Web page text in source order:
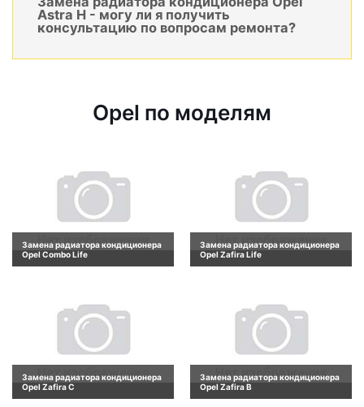
Astra H - могу ли я получить
консультацию по вопросам ремонта?
Opel по моделям
Замена радиатора кондиционера
Opel Combo Life
Замена радиатора кондиционера
Opel Zafira Life
Замена радиатора кондиционера
Opel Zafira C
Замена радиатора кондиционера
Opel Zafira B